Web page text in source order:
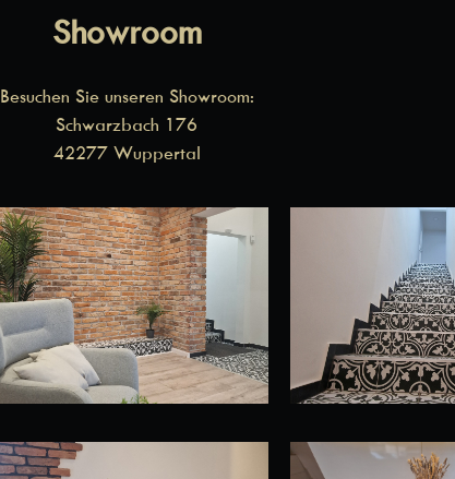
Showroom
Besuchen Sie unseren Showroom:
Schwarzbach 176
42277 Wuppertal